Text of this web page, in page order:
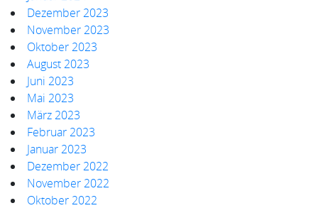
Dezember 2023
November 2023
Oktober 2023
August 2023
Juni 2023
Mai 2023
März 2023
Februar 2023
Januar 2023
Dezember 2022
November 2022
Oktober 2022